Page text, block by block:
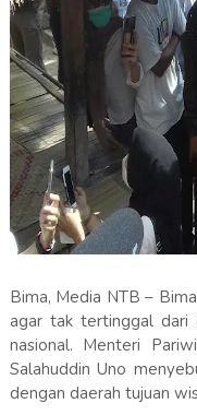
Bima, Media NTB –
agar tak tertinggal dari
nasional. Menteri
Salahuddin Uno
dengan daerah tujuan